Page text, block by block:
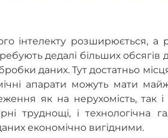
інтелекту розширюється,
дедалі більших обсягів
даних. Тут достатньо
апарати можуть мати
як на нерухомість, так
труднощі, і технологічна
економічно вигідними.